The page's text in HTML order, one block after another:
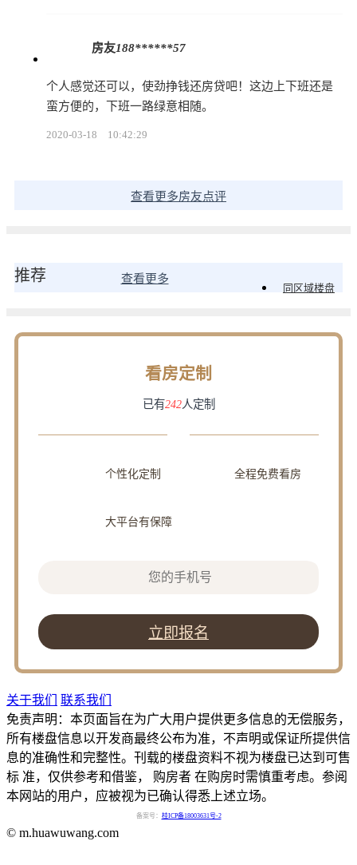
房友188******57
个人感觉还可以，使劲挣钱还房贷吧！这边上下班还是
蛮方便的，下班一路绿意相随。
2020-03-18 10:42:29
查看更多房友点评
推荐
同区域楼盘
查看更多
看房定制
已有242人定制
个性化定制 全程免费看房
大平台有保障
立即报名
关于我们
联系我们
免责声明：本页面旨在为广大用户提供更多信息的无偿服务，
所有楼盘信息以开发商最终公布为准，不声明或保证所提供信
息的准确性和完整性。刊载的楼盘资料不视为楼盘已达到可售
标 准，仅供参考和借鉴， 购房者 在购房时需慎重考虑。参阅
本网站的用户，应被视为已确认得悉上述立场。
备案号： 桂ICP备18003631号-2
© m.huawuwang.com